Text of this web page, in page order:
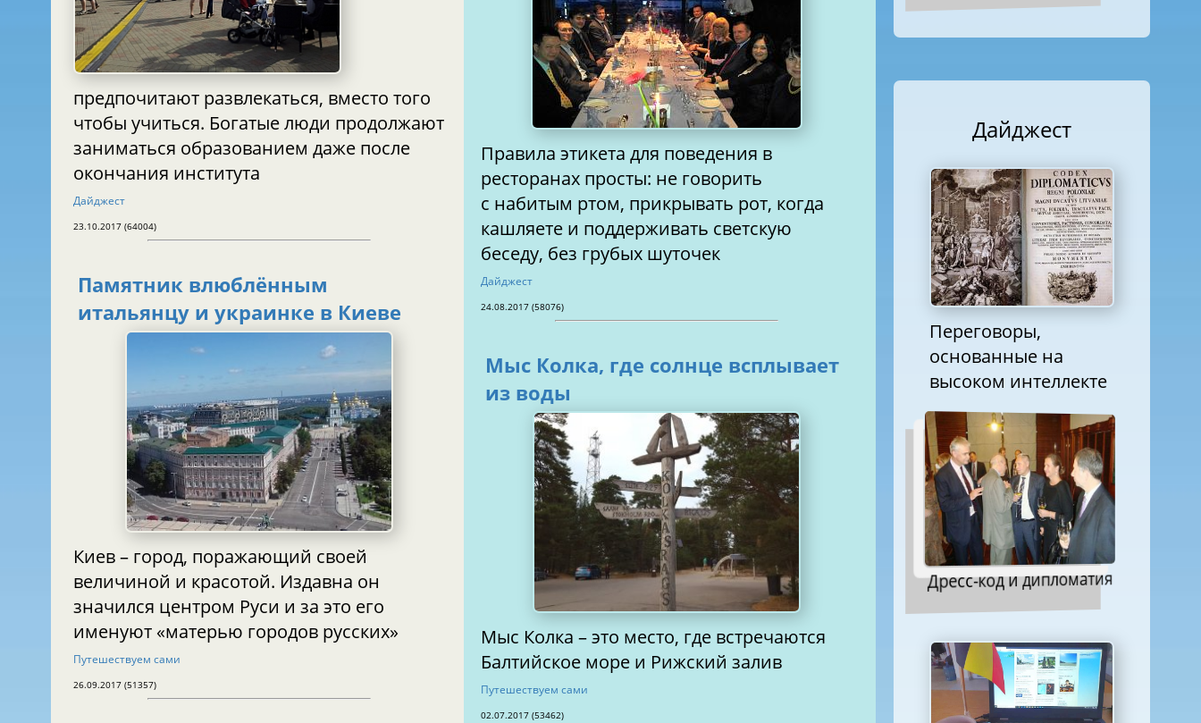
предпочитают развлекаться, вместо того
чтобы учиться. Богатые люди продолжают
заниматься образованием даже после
окончания института
Дайджест
23.10.2017 (64004)
Памятник влюблённым
итальянцу и украинке в Киеве
Киев – город, поражающий своей
величиной и красотой. Издавна он
значился центром Руси и за это его
именуют «матерью городов русских»
Путешествуем сами
26.09.2017 (51357)
Правила этикета для поведения в
ресторанах просты: не говорить
с набитым ртом, прикрывать рот, когда
кашляете и поддерживать светскую
беседу, без грубых шуточек
Дайджест
24.08.2017 (58076)
Мыс Колка, где солнце всплывает
из воды
Мыс Колка – это место, где встречаются
Балтийское море и Рижский залив
Путешествуем сами
02.07.2017 (53462)
Дайджест
Переговоры,
основанные на
высоком интеллекте
Дресс-код и дипломатия